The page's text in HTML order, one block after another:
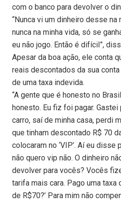
com o banco para devolver o
“Nunca vi um dinheiro desse
nunca na minha vida, só se
eu não jogo. Então é difícil”,
Apesar da boa ação, ele conta
reais descontados da sua
de uma taxa indevida.
“A gente que é honesto no
honesto. Eu fiz foi pagar.
carro, saí de minha casa, perdi
que tinham descontado R$ 70
colocaram no ‘VIP’. Aí eu disse
não quero vip não. O dinheiro
devolver para vocês? Vocês
tarifa mais cara. Pago uma taxa
de R$70?’ Para mim não